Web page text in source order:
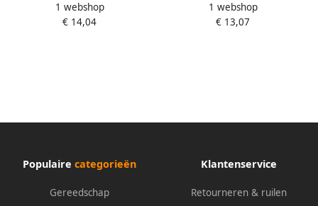
Emmer 500St B30081
1 webshop
€ 14,04
Emmer 175St B30084
1 webshop
€ 13,07
Populaire categorieën
Gereedschap
Klantenservice
Retourneren & ruilen